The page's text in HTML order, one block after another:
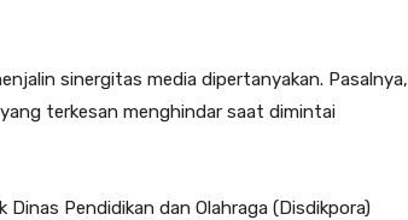
sinergitas media dipertanyakan. Pasalnya,
terkesan menghindar saat dimintai
Pendidikan dan Olahraga (Disdikpora)